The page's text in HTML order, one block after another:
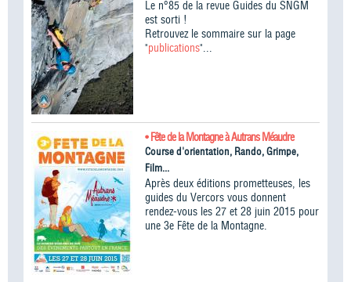
Le n°85 de la revue Guides du SNGM
est sorti !
Retrouvez le sommaire sur la page
"publications"...
• Fête de la Montagne à Autrans Méaudre
Course d'orientation, Rando, Grimpe,
Film...
Après deux éditions prometteuses, les
guides du Vercors vous donnent
rendez-vous les 27 et 28 juin 2015 pour
une 3e Fête de la Montagne.